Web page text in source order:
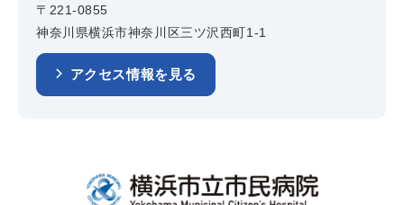
〒221-0855
神奈川県横浜市神奈川区三ツ沢西町1-1
アクセス情報を見る